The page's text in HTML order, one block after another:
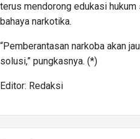
terus mendorong edukasi
bahaya narkotika.
“Pemberantasan narkoba akan
solusi,” pungkasnya. (*)
Editor: Redaksi